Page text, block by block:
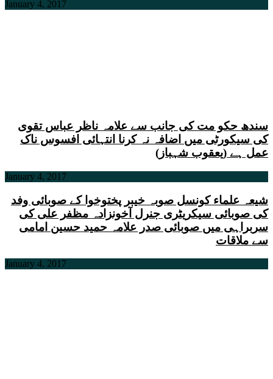
January 4, 2017
سندھ حکو مت کی جانب سے علامہ ناظر عباس تقوی
کی سیکورٹی میں اضافہ نہ کرنا انتہائی افسوس ناک
عمل ہے (یعقوب شہباز)
January 4, 2017
شیعہ علماء کونسل صوبہ خیبر پختوخوا کے صوبائی وفد
کی صوبائی سیکریٹری جنرل آخونزادہ مظفر علی کی
سربراہی میں صوبائی صدر علامہ حمید حسین امامی
سے ملاقات
January 4, 2017